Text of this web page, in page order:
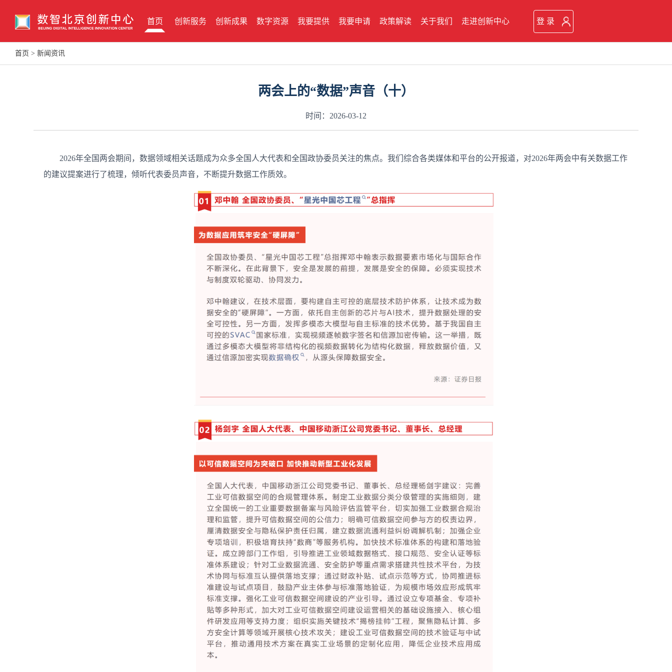
首页 创新服务 创新成果 数字资源 我要提供 我要申请 政策解读 关于我们 走进创新中心 登 录
首页 > 新闻资讯
两会上的“数据”声音（十）
时间：2026-03-12
2026年全国两会期间，数据领域相关话题成为众多全国人大代表和全国政协委员关注的焦点。我们综合各类媒体和平台的公开报道，对2026年两会中有关数据工作
的建议提案进行了梳理，倾听代表委员声音，不断提升数据工作质效。